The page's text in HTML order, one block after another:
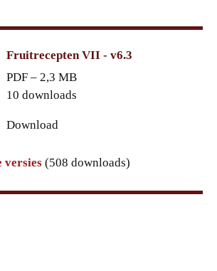
Fruitrecepten VII - v6.3
PDF – 2,3 MB
10 downloads
Download
versies (508 downloads)